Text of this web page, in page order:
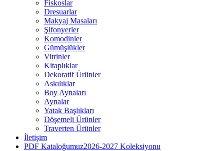
Fiskoslar
Dresuarlar
Makyaj Masaları
Şifonyerler
Komodinler
Gümüşlükler
Vitrinler
Kitaplıklar
Dekoratif Ürünler
Askılıklar
Boy Aynaları
Aynalar
Yatak Başlıkları
Döşemeli Ürünler
Traverten Ürünler
İletişim
PDF Kataloğumuz2026-2027 Koleksiyonu